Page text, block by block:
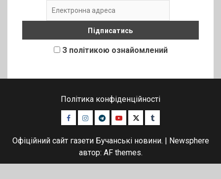
З політикою ознайомлений
Політика конфіденційності
Facebook
Instagram
TelegramYoutubeTwitterTumblr
Офіційний сайт газети Бучанські новини.
Newsphere
автор: AF themes.